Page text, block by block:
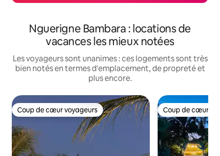
Nguerigne Bambara : locations de
vacances les mieux notées
Les voyageurs sont unanimes : ces logements sont très
bien notés en termes d'emplacement, de propreté et
plus encore.
Coup de cœur voyageurs
Coup de cœur voyageurs Coup de cœur
Coup de cœur